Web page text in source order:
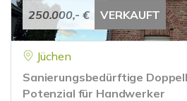
250.000,- € VERKAUFT
Jüchen
Sanierungsbedürftige
Potenzial für Handwerker